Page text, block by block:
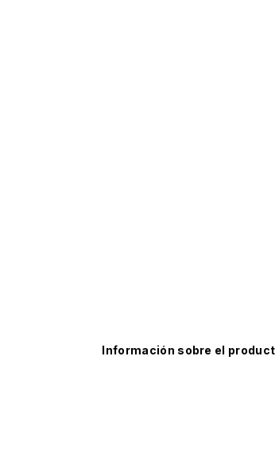
Información sobre el